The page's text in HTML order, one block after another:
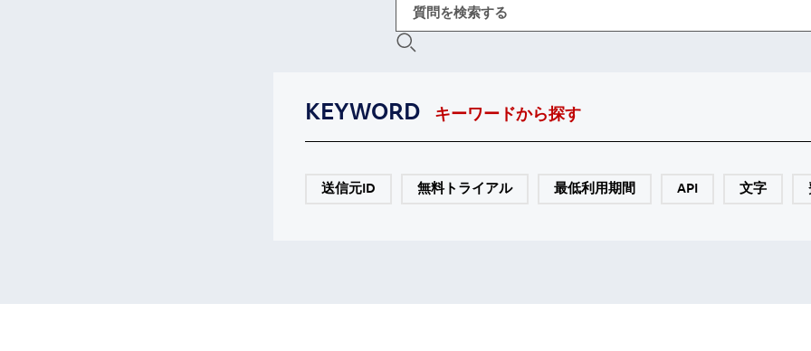
KEYWORD キーワードから探す
送信元ID 無料トライアル 最低利用期間 API 文字